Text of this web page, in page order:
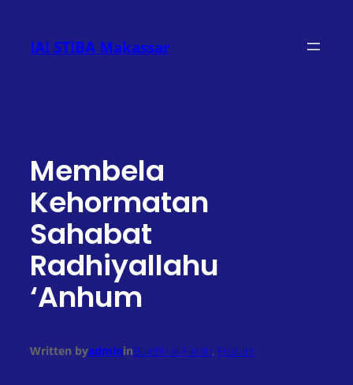
konten
IAI STIBA Makassar
Membela
Kehormatan
Sahabat
Radhiyallahu
‘Anhum
Written byadmininBuletin al-Fikrah, Feature